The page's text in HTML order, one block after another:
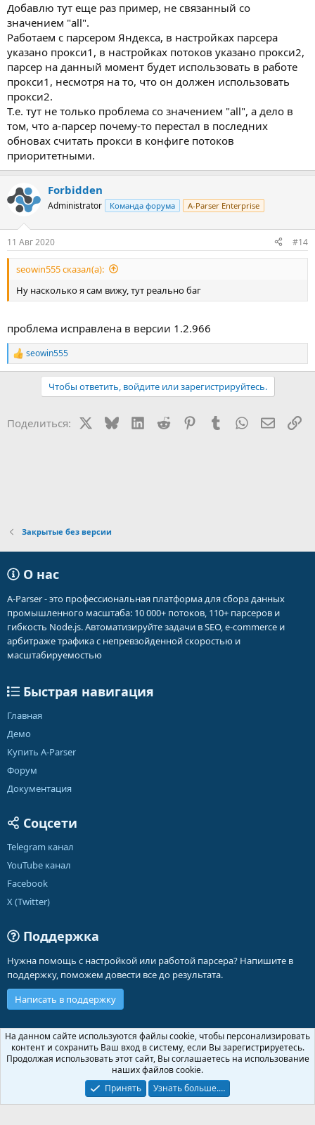
Добавлю тут еще раз пример, не связанный со
значением "all".
Работаем с парсером Яндекса, в настройках парсера
указано прокси1, в настройках потоков указано прокси2,
парсер на данный момент будет использовать в работе
прокси1, несмотря на то, что он должен использовать
прокси2.
Т.е. тут не только проблема со значением "all", а дело в
том, что а-парсер почему-то перестал в последних
обновах считать прокси в конфиге потоков
приоритетными.
Forbidden
Administrator Команда форума A-Parser Enterprise
11 Авг 2020 #14
seowin555 сказал(а):
Ну насколько я сам вижу, тут реально баг
проблема исправлена в версии 1.2.966
Р
е
и
seowin555
Чтобы ответить, войдите или зарегистрируйтесь.
Поделиться: BlueskyLinkedIn
Reddit PinterestTumblr WhatsApp
Закрытые без версии
О нас
A-Parser - это профессиональная платформа для сбора данных
промышленного масштаба: 10 000+ потоков, 110+ парсеров и
гибкость Node.js. Автоматизируйте задачи в SEO, e-commerce и
арбитраже трафика с непревзойденной скоростью и
масштабируемостью
Быстрая навигация
Главная
Демо
Купить A-Parser
Форум
Документация
Соцсети
Telegram канал
YouTube канал
Facebook
X (Twitter)
Поддержка
Нужна помощь с настройкой или работой парсера? Напишите в
поддержку, поможем довести все до результата.
Написать в поддержку
Russian (RU)
Обратная связь
Условия и правила
Политика конфиденциальности
Помощь
Community platform by XenForo ® © 2010-2026 XenForo Ltd.
На данном сайте используются файлы cookie, чтобы персонализировать
контент и сохранить Ваш вход в систему, если Вы зарегистрируетесь.
Продолжая использовать этот сайт, Вы соглашаетесь на использование
наших файлов cookie.
Принять
Узнать больше.…